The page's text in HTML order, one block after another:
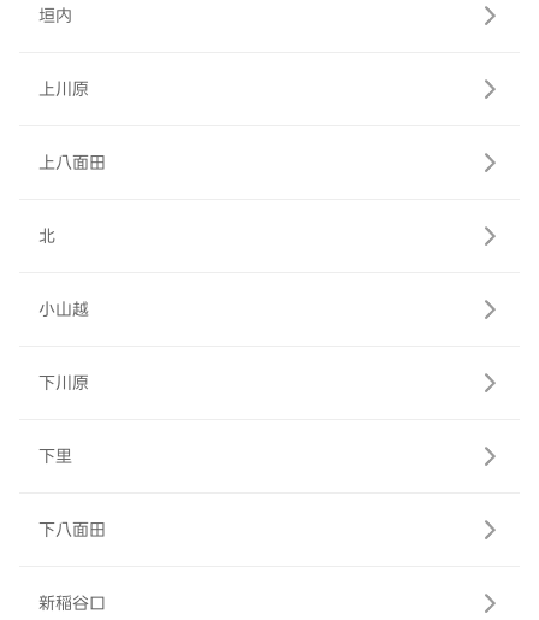
垣内
上川原
上八面田
北
小山越
下川原
下里
下八面田
新稲谷口